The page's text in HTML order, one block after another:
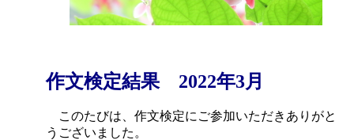
作文検定結果 2022年3月
このたびは、作文検定にご参加いただきありがと
うございました。